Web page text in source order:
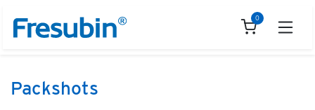
0
Packshots